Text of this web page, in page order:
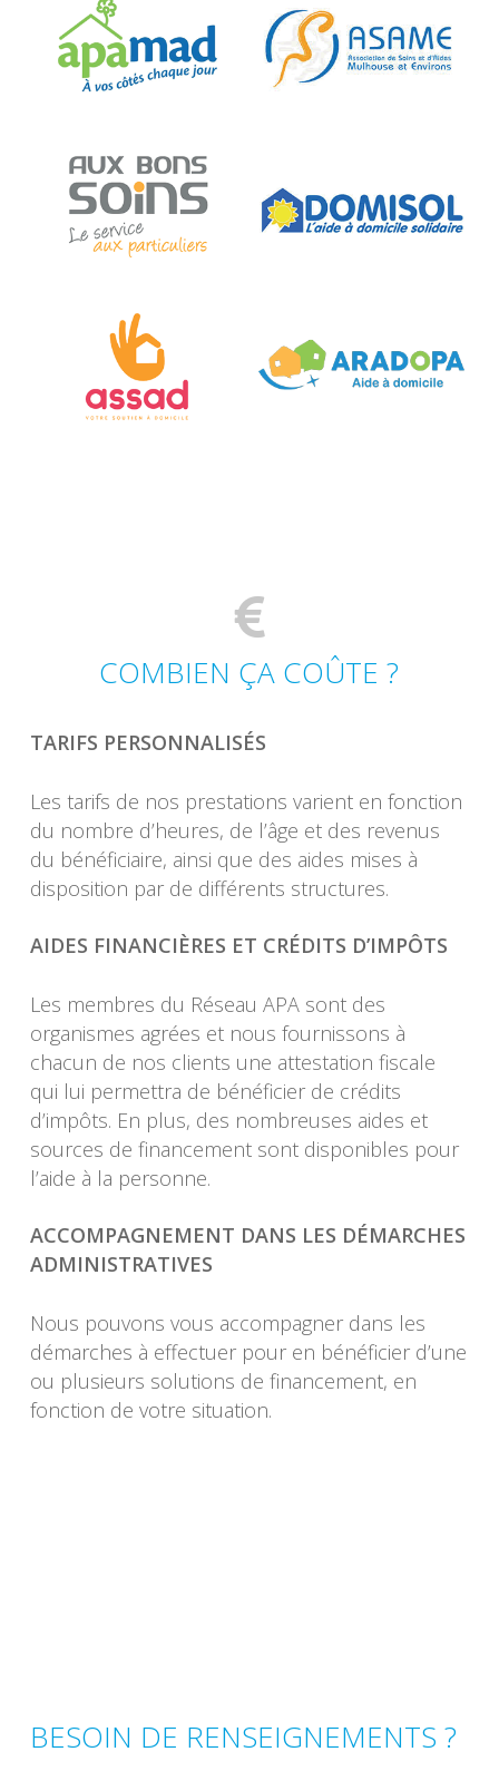
COMBIEN ÇA COÛTE ?
TARIFS PERSONNALISÉS
Les tarifs de nos prestations varient en fonction
du nombre d’heures, de l’âge et des revenus
du bénéficiaire, ainsi que des aides mises à
disposition par de différents structures.
AIDES FINANCIÈRES ET CRÉDITS D’IMPÔTS
Les membres du Réseau APA sont des
organismes agrées et nous fournissons à
chacun de nos clients une attestation fiscale
qui lui permettra de bénéficier de crédits
d’impôts. En plus, des nombreuses aides et
sources de financement sont disponibles pour
l’aide à la personne.
ACCOMPAGNEMENT DANS LES DÉMARCHES
ADMINISTRATIVES
Nous pouvons vous accompagner dans les
démarches à effectuer pour en bénéficier d’une
ou plusieurs solutions de financement, en
fonction de votre situation.
BESOIN DE RENSEIGNEMENTS ?